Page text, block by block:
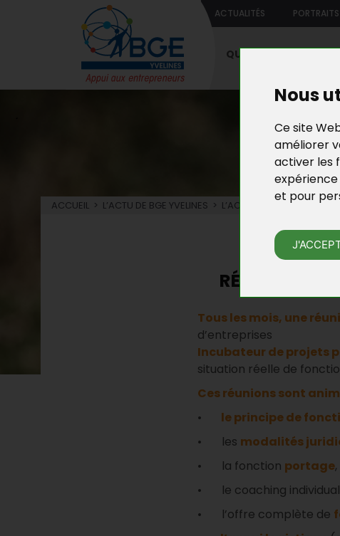
Nous
Ce site
améliorer
activer les
et pour
ACTUALITÉS PORTRAITS
QUI SOMMES-NOUS
ACCUEIL > L’ACTU DE BGE YVELINES > L’ACTU DE LA COUVEUSE 78
RÉUNIONS
Tous les mois, une
d’entreprises
Incubateur de projets
situation réelle de
Ces réunions sont
•
le principe de
• les modalités
• la fonction portage,
• le coaching
• l’offre complète de